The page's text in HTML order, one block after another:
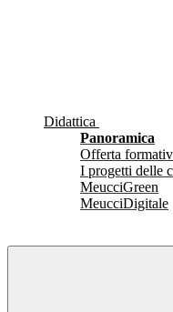
Didattica
Panoramica
Offerta
I progetti delle
MeucciGreen
MeucciDigitale